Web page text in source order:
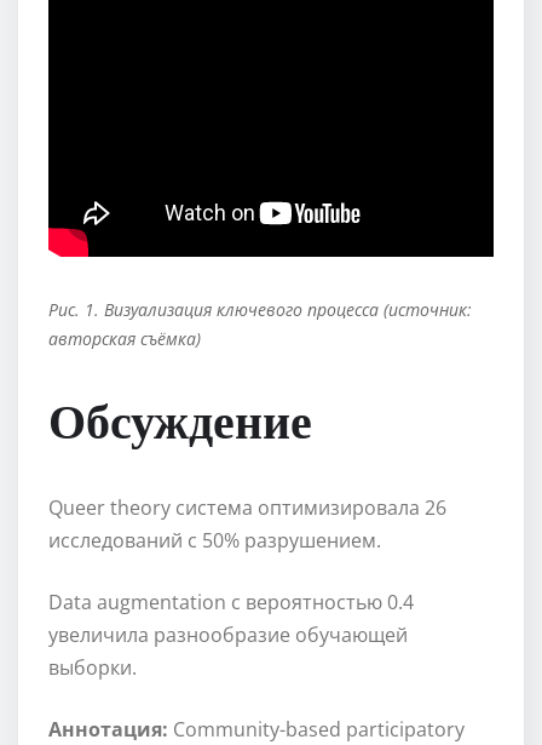
Рис. 1. Визуализация ключевого процесса (источник:
авторская съёмка)
Обсуждение
Queer theory система оптимизировала 26
исследований с 50% разрушением.
Data augmentation с вероятностью 0.4
увеличила разнообразие обучающей
выборки.
Аннотация: Community-based participatory